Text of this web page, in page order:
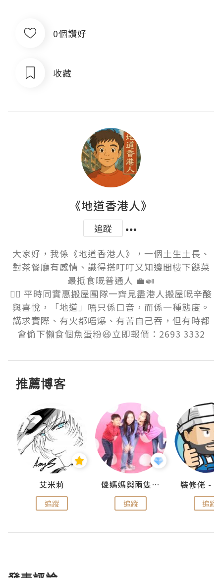
0個讚好
收藏
《地道香港人》
追蹤
大家好，我係《地道香港人》，一個土生土長、
對茶餐廳有感情、識得搭叮叮又知邊間樓下餸菜
最抵食嘅普通人 💼🍛
👷‍♂️ 平時同實惠搬屋團隊一齊見盡港人搬屋嘅辛酸
與喜悅，「地道」唔只係口音，而係一種態度。
講求實際、有火都唔爆、有苦自己吞，但有時都
會偷下懶食個魚蛋粉😆立即報價：2693 3332
推薦博客
艾米莉
追蹤
儍媽媽與兩隻小魔怪之家
追蹤 追蹤